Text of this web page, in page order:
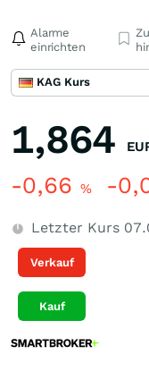
Alarme
einrichten
KAG Kurs
1,864
-0,66 % -
Letzter Kurs
Verkauf
Kauf